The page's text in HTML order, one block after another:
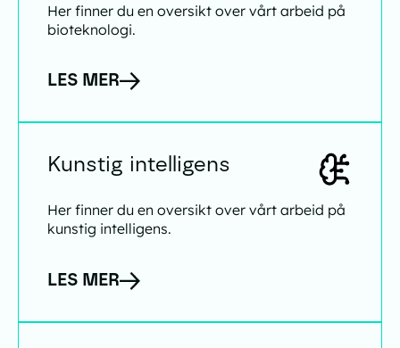
Her finner du en oversikt over vårt arbeid på
bioteknologi.
LES MER
Kunstig intelligens
Her finner du en oversikt over vårt arbeid på
kunstig intelligens.
LES MER
Kunstig intelligens